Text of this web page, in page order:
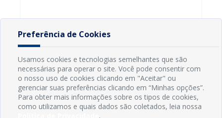
Preferência de Cookies
Usamos cookies e tecnologias semelhantes que são
necessárias para operar o site. Você pode consentir com
o nosso uso de cookies clicando em "Aceitar" ou
gerenciar suas preferências clicando em “Minhas opções”.
Para obter mais informações sobre os tipos de cookies,
como utilizamos e quais dados são coletados, leia nossa
.